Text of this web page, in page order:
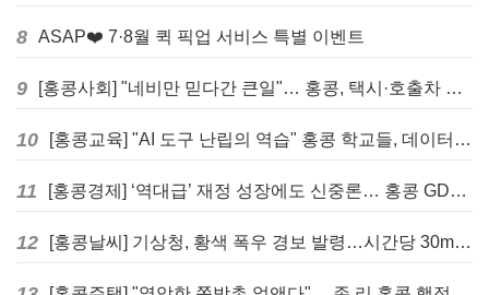
8 ASAP❤️ 7·8월 퀵 픽업 서비스 특별 이벤트
9 [홍콩사회] "네비만 믿다간 큰일"… 홍콩, 택시·호출차 통합 시험 도입하며 규제 본격화
10 [홍콩교육] "AI 도구 난립의 역습" 홍콩 학교들, 데이터 고립에 교육 효과 평가 비상
11 [홍콩경제] ‘역대급’ 재정 성장에도 신중론… 홍콩 GDP 전망 상향 속 “지정학적 리스크 경계”
12 [홍콩날씨] 기상청, 황색 폭우 경보 발령…시간당 30mm 이상 강우 예보